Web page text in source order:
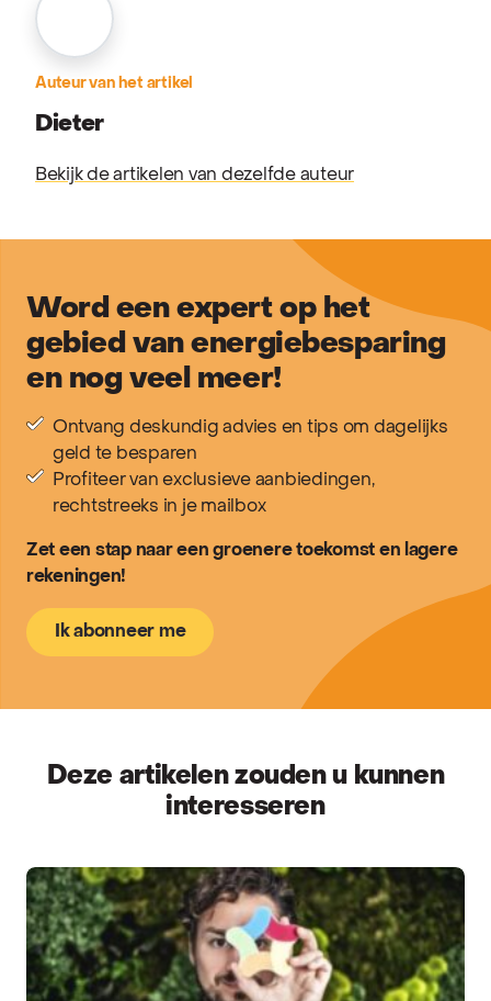
Auteur van het artikel
Dieter
Bekijk de artikelen van dezelfde auteur
Word een expert op het
gebied van energiebesparing
en nog veel meer!
Ontvang deskundig advies en tips om dagelijks
geld te besparen
Profiteer van exclusieve aanbiedingen,
rechtstreeks in je mailbox
Zet een stap naar een groenere toekomst en lagere
rekeningen!
Ik abonneer me
Deze artikelen zouden u kunnen
interesseren